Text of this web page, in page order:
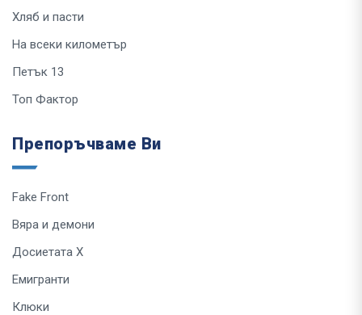
Хляб и пасти
На всеки километър
Петък 13
Топ Фактор
Препоръчваме Ви
Fake Front
Вяра и демони
Досиетата Х
Емигранти
Клюки